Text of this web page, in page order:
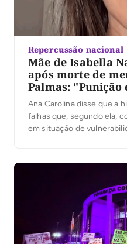
Repercussão nacional
Mãe de Isabella
após morte de
Palmas: "Punição
Ana Carolina disse que a
falhas que, segundo ela,
em situação de